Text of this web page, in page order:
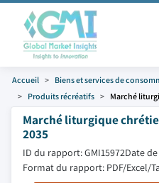
Accueil Biens et services de
Produits récréatifs
Marché
Marché liturgique
2035
ID du rapport: GMI15972Date
Format du rapport: PDF/Excel/